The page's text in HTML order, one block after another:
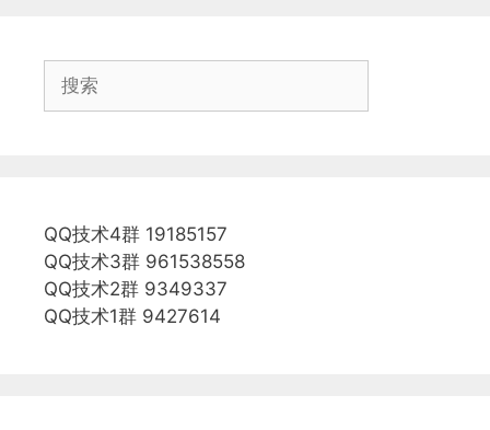
QQ技术4群 19185157
QQ技术3群 961538558
QQ技术2群 9349337
QQ技术1群 9427614